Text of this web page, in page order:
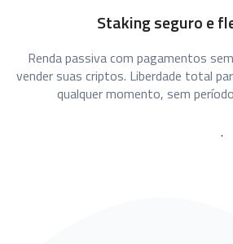
Staking seguro e
Renda passiva com pagamentos
vender suas criptos. Liberdade total
qualquer momento, sem